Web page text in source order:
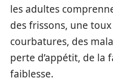
les adultes
des frissons, une
courbatures, des
perte d’appétit, de la
faiblesse.